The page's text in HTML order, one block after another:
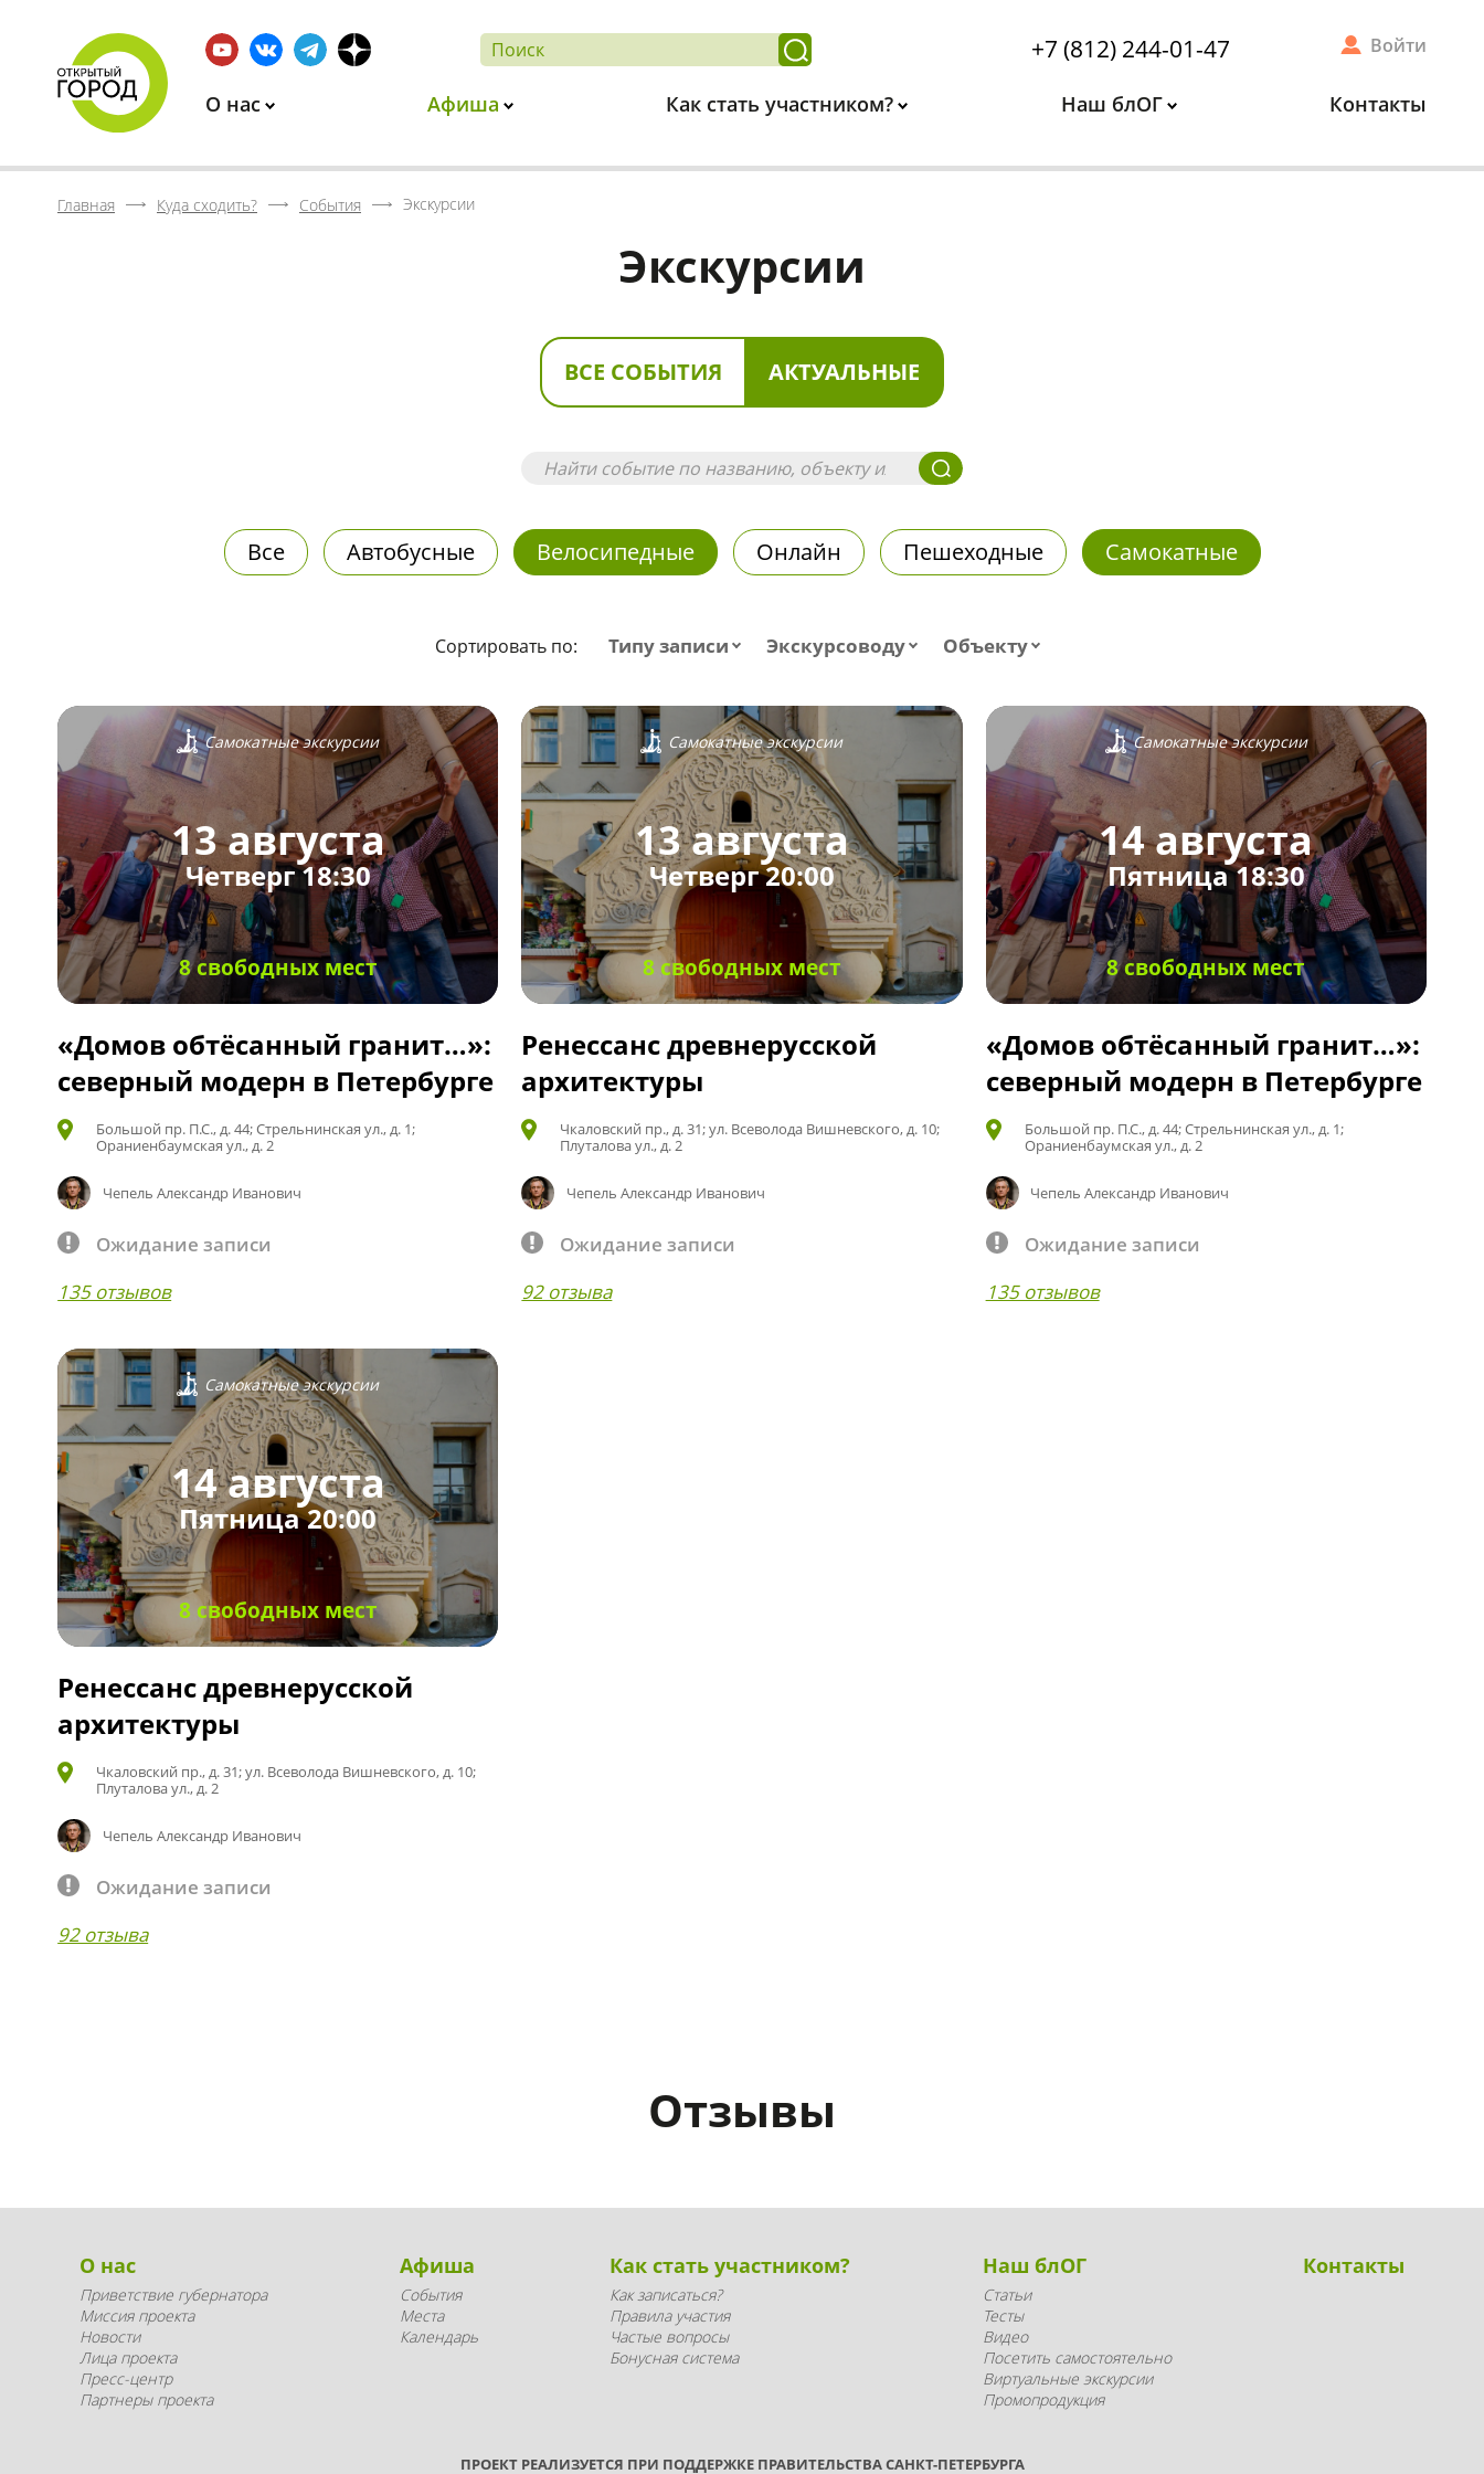
+7 (812) 244-01-47 Войти
О нас Афиша Как стать участником? Наш блОГ Контакты
Главная Куда сходить? События Экскурсии
Экскурсии
ВСЕ СОБЫТИЯ АКТУАЛЬНЫЕ
Все Автобусные Велосипедные Онлайн Пешеходные Самокатные
Сортировать по: Типу записи Экскурсоводу Объекту
Самокатные экскурсии
13 августа
Четверг 18:30
8 свободных мест
«Домов обтёсанный гранит…»:
северный модерн в Петербурге
Большой пр. П.С., д. 44; Стрельнинская ул., д. 1;
Ораниенбаумская ул., д. 2
Чепель Александр Иванович
Ожидание записи
135 отзывов
Самокатные экскурсии
13 августа
Четверг 20:00
8 свободных мест
Ренессанс древнерусской
архитектуры
Чкаловский пр., д. 31; ул. Всеволода Вишневского, д. 10;
Плуталова ул., д. 2
Чепель Александр Иванович
Ожидание записи
92 отзыва
Самокатные экскурсии
14 августа
Пятница 18:30
8 свободных мест
«Домов обтёсанный гранит…»:
северный модерн в Петербурге
Большой пр. П.С., д. 44; Стрельнинская ул., д. 1;
Ораниенбаумская ул., д. 2
Чепель Александр Иванович
Ожидание записи
135 отзывов
Самокатные экскурсии
14 августа
Пятница 20:00
8 свободных мест
Ренессанс древнерусской
архитектуры
Чкаловский пр., д. 31; ул. Всеволода Вишневского, д. 10;
Плуталова ул., д. 2
Чепель Александр Иванович
Ожидание записи
92 отзыва
Отзывы
О нас
Приветствие губернатора
Миссия проекта
Новости
Лица проекта
Пресс-центр
Партнеры проекта
Афиша
События
Места
Календарь
Как стать участником?
Как записаться?
Правила участия
Частые вопросы
Бонусная система
Наш блОГ
Статьи
Тесты
Видео
Посетить самостоятельно
Виртуальные экскурсии
Промопродукция
Контакты
ПРОЕКТ РЕАЛИЗУЕТСЯ ПРИ ПОДДЕРЖКЕ ПРАВИТЕЛЬСТВА САНКТ-ПЕТЕРБУРГА